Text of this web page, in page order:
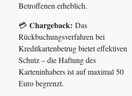
Betroffenen erheblich.
💳 Chargeback: Das
Rückbuchungsverfahren bei
Kreditkartenbetrug bietet effektiven
Schutz – die Haftung des
Karteninhabers ist auf maximal 50
Euro begrenzt.